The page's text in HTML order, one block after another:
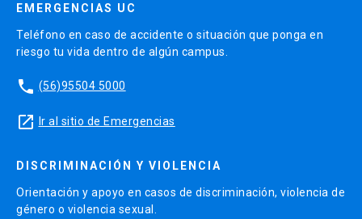
EMERGENCIAS UC
Teléfono en caso de accidente o situación que ponga en
riesgo tu vida dentro de algún campus.
phone (56)95504 5000
launch Ir al sitio de Emergencias
DISCRIMINACIÓN Y VIOLENCIA
Orientación y apoyo en casos de discriminación, violencia de
género o violencia sexual.